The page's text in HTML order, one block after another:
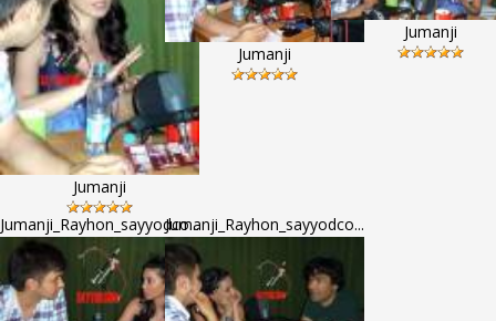
Jumanji
Jumanji
Jumanji
Jumanji_Rayhon_sayyodco...Jumanji_Rayhon_sayyodco...